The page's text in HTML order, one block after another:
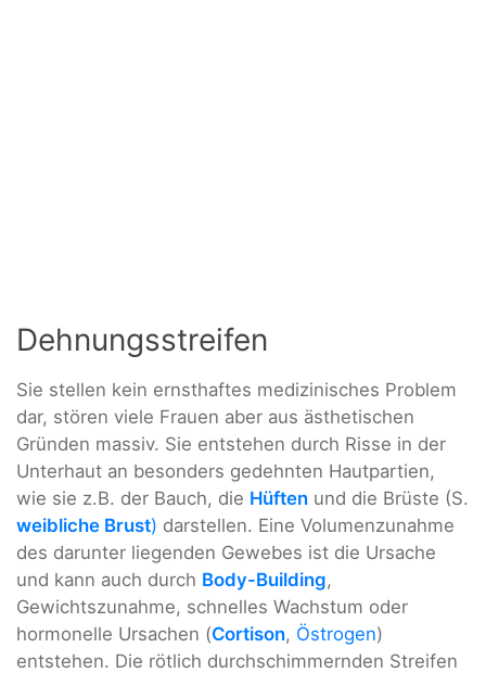
Dehnungsstreifen
Sie stellen kein ernsthaftes medizinisches Problem
dar, stören viele Frauen aber aus ästhetischen
Gründen massiv. Sie entstehen durch Risse in der
Unterhaut an besonders gedehnten Hautpartien,
wie sie z.B. der Bauch, die Hüften und die Brüste (S.
weibliche Brust) darstellen. Eine Volumenzunahme
des darunter liegenden Gewebes ist die Ursache
und kann auch durch Body-Building,
Gewichtszunahme, schnelles Wachstum oder
hormonelle Ursachen (Cortison, Östrogen)
entstehen. Die rötlich durchschimmernden Streifen